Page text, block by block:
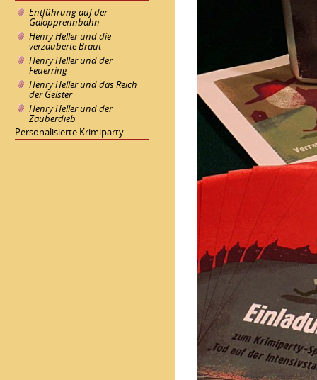
Entführung auf der
Galopprennbahn
Henry Heller und die
verzauberte Braut
Henry Heller und der
Feuerring
Henry Heller und das Reich
der Geister
Henry Heller und der
Zauberdieb
Personalisierte Krimiparty